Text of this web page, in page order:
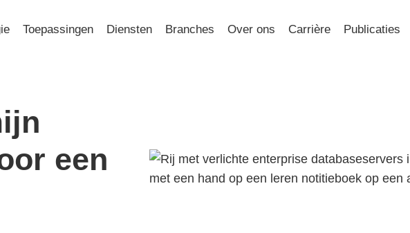
Toepassingen Diensten Branches Over ons Carrière Publicaties
een